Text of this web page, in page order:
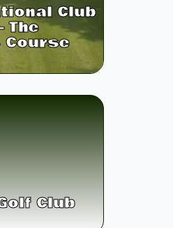
Club
The
Course
Club